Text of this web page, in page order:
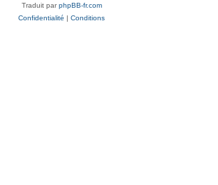
Traduit parphpBB-fr.com
Confidentialité | Conditions